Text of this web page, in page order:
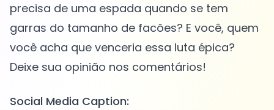
precisa de uma espada quando se tem
garras do tamanho de facões? E você, quem
você acha que venceria essa luta épica?
Social Media Caption: